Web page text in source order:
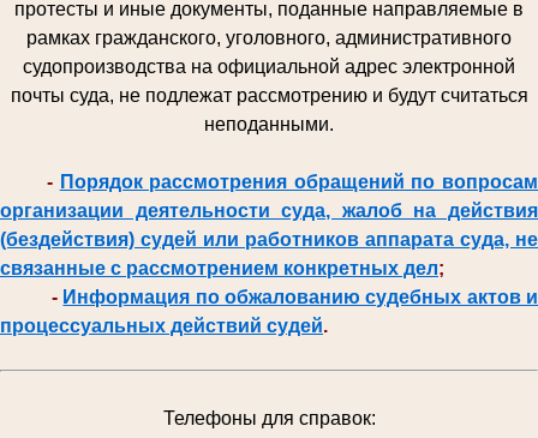
протесты и иные документы, поданные направляемые в
рамках гражданского, уголовного, административного
судопроизводства на официальной адрес электронной
почты суда, не подлежат рассмотрению и будут считаться
неподанными.
- Порядок рассмотрения обращений по вопросам
организации деятельности суда, жалоб на действия
(бездействия) судей или работников аппарата суда, не
связанные с рассмотрением конкретных дел;
- Информация по обжалованию судебных актов и
процессуальных действий судей.
Телефоны для справок: